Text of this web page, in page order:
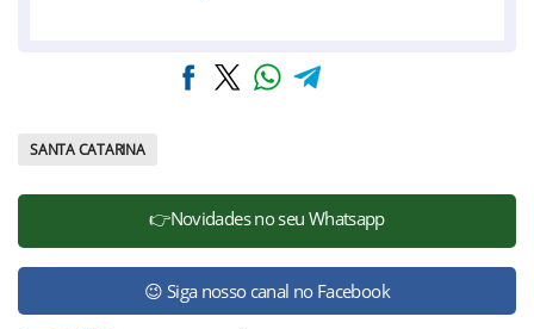
SANTA CATARINA
👉Novidades no seu Whatsapp
😉 Siga nosso canal no Facebook